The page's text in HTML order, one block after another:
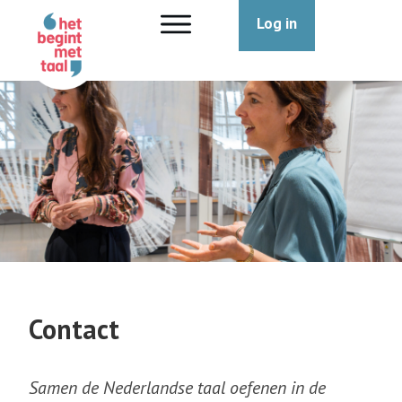
Log in
Contact
Samen de Nederlandse taal oefenen in de